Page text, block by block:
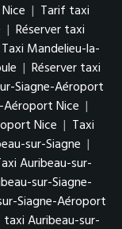
| Tarif taxi
| Réserver taxi
Taxi Mandelieu-la-
| Réserver taxi
Siagne-Aéroport
Nice |
Nice | Taxi
sur-Siagne |
Auribeau-sur-
sur-Siagne-
Siagne-Aéroport
Auribeau-sur-